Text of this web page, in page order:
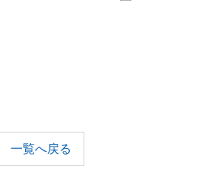
一覧へ戻る